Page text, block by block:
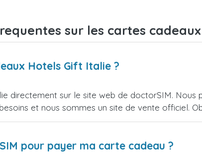
sur les cartes
Hotels Gift Italie ?
directement sur le site web de doctorSIM. Nous
et nous sommes un site de vente officiel.
pour payer ma carte cadeau ?